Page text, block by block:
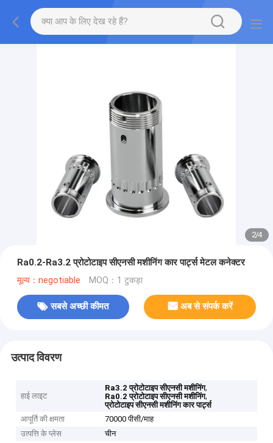
2/4
Ra0.2-Ra3.2 प्रोटोटाइप सीएनसी मशीनिंग कार पार्ट्स मेटल कनेक्टर
मूल्य：negotiable MOQ：1 टुकड़ा
सबसे अच्छी कीमत अब से संपर्क करें
उत्पाद विवरण
हाई लाइट
Ra3.2 प्रोटोटाइप सीएनसी मशीनिंग,
Ra0.2 प्रोटोटाइप सीएनसी मशीनिंग,
प्रोटोटाइप सीएनसी मशीनिंग कार पार्ट्स
आपूर्ति की क्षमता
70000 पीसी/माह
उत्पत्ति के प्लेस
चीन